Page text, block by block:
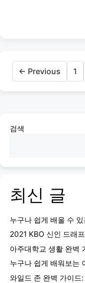
← Previous 1
검색
최신 글
누구나 쉽게 배울 수
2021 KBO 신인 드래
아주대학교 생활 완벽
누구나 쉽게 배워보는
와일드 존 완벽 가이드